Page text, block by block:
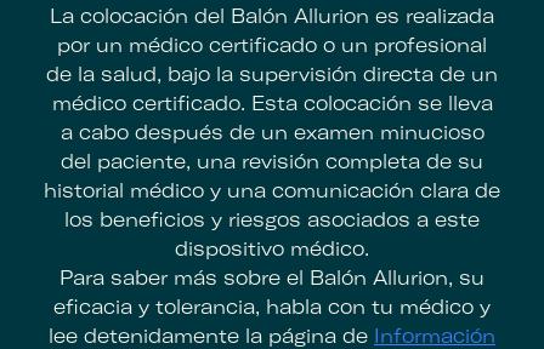
La colocación del Balón Allurion es realizada
por un médico certificado o un profesional
de la salud, bajo la supervisión directa de un
médico certificado. Esta colocación se lleva
a cabo después de un examen minucioso
del paciente, una revisión completa de su
historial médico y una comunicación clara de
los beneficios y riesgos asociados a este
dispositivo médico.
Para saber más sobre el Balón Allurion, su
eficacia y tolerancia, habla con tu médico y
lee detenidamente la página de Información